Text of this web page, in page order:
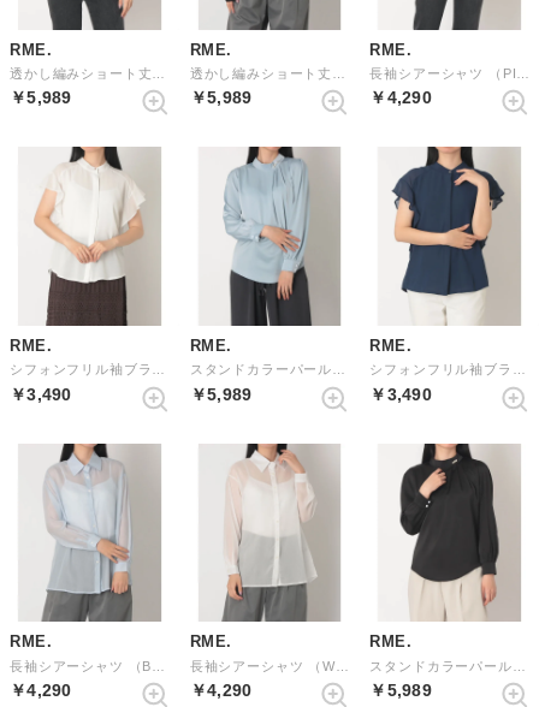
RME.
￥5,989
RME.
￥5,989
RME.
￥4,290
RME.
シフォンフリル袖ブラウス （WHITE）
￥3,490
RME.
スタンドカラーパールブラウス （GRAY）
￥5,989
RME.
シフォンフリル袖ブラウス （NAVY）
￥3,490
RME.
￥4,290
RME.
￥4,290
RME.
￥5,989